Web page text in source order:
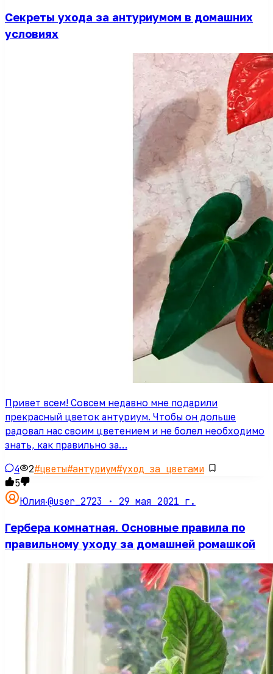
Секреты ухода за антуриумом в домашних
условиях
Привет всем! Совсем недавно мне подарили
прекрасный цветок антуриум. Чтобы он дольше
радовал нас своим цветением и не болел необходимо
знать, как правильно за…
4 2#цветы#антуриум#уход за цветами
5
Юлия·@user_2723 · 29 мая 2021 г.
Гербера комнатная. Основные правила по
правильному уходу за домашней ромашкой